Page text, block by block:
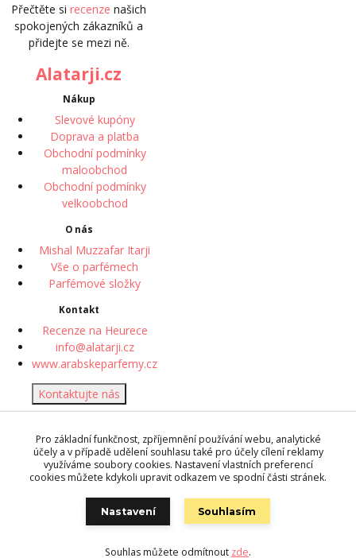
Přečtěte si recenze našich
spokojených zákazníků a
přidejte se mezi ně.
Alatarji.cz
Nákup
Slevové kupóny
Doprava a platba
Obchodní podmínky
maloobchod
Obchodní podmínky
velkoobchod
O nás
Mishal Muzzafar Itarji
Vše o parfémech
Parfémové složky
Kontakt
Recenze na Heurece
info@alatarji.cz
www.arabskeparfemy.cz
Kontaktujte nás
| Vytvořeno systémem
www.eshop-rychle.cz
Zpracování osobních údajů
úpravou svých
ochrany soukromí.
Pro základní funkčnost, zpříjemnění používání webu, analytické
účely a v případě udělení souhlasu také pro účely cílení reklamy
využíváme soubory cookies. Nastavení vlastních preferencí
cookies můžete kdykoli upravit odkazem ve spodní části stránek.
Nastavení Souhlasím
Souhlas můžete odmítnout zde.